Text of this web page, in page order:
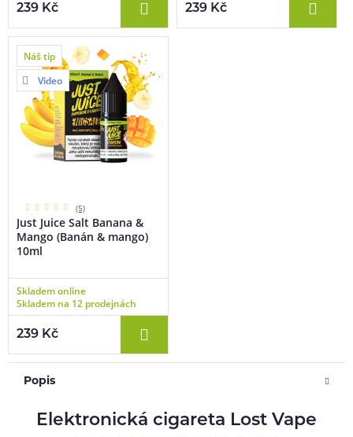
239 Kč 239 Kč
Náš tip
Video
(5)
Just Juice Salt Banana &
Mango (Banán & mango)
10ml
Skladem online
Skladem na 12 prodejnách
239 Kč
Popis
Elektronická cigareta Lost Vape